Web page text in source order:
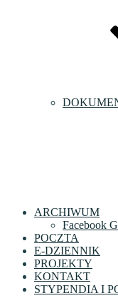
ARCHIWUM
Facebook
POCZTA
E-DZIENNIK
PROJEKTY
KONTAKT
STYPENDIA I